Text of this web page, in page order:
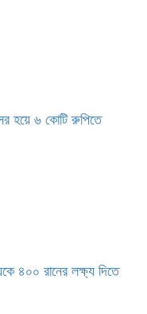
হয়ে ৬ কোটি রুপিতে
৪০০ রানের লক্ষ্য দিতে